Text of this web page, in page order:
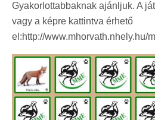
Gyakorlottabbaknak ajánljuk. A
vagy a képre kattintva érhető
el:http://www.mhorvath.nhely.hu/